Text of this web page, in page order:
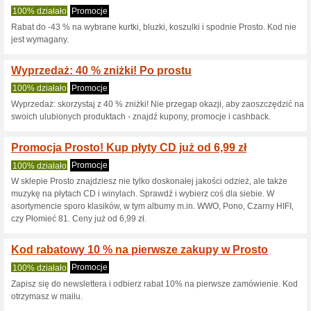
Aktualne rabaty i
Kod rabatowy -10 %
w Prosto
100% działało Kupon
Nie znamy dokładnej daty
jeżeli promocja nie